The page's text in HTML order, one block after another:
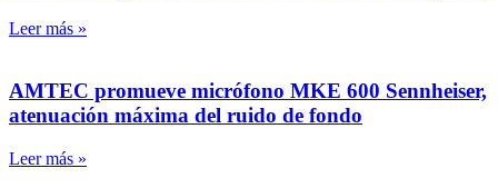
Leer más »
AMTEC promueve micrófono MKE 600 Sennheiser,
atenuación máxima del ruido de fondo
Leer más »